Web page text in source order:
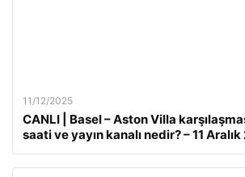
11/12/2025
CANLI | Basel – Aston Villa
saati ve yayın kanalı nedir? – 11